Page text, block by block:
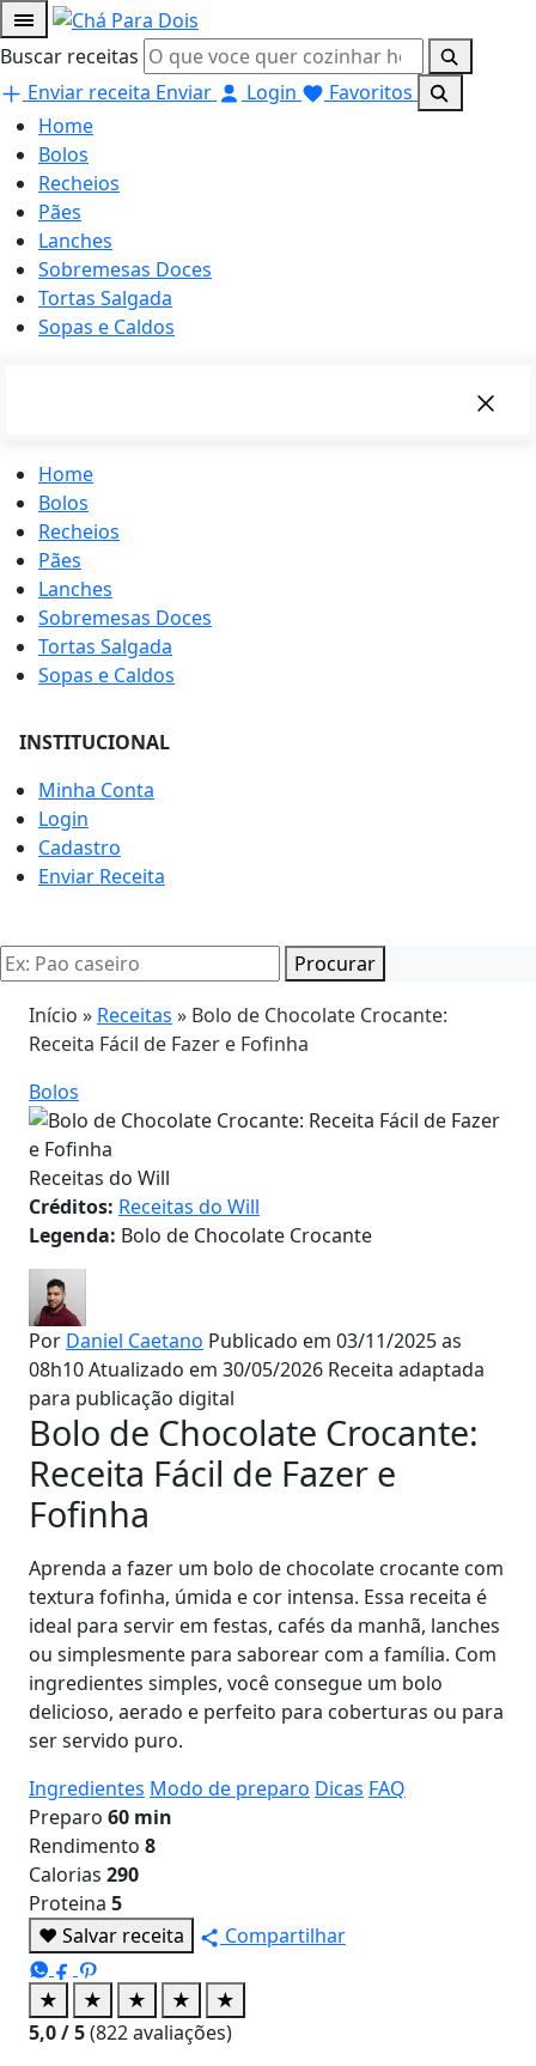
Buscar receitas
Enviar receita Enviar Login
Favoritos
Home
Bolos
Recheios
Pães
Lanches
Sobremesas Doces
Tortas Salgada
Sopas e Caldos
Home
Bolos
Recheios
Pães
Lanches
Sobremesas Doces
Tortas Salgada
Sopas e Caldos
INSTITUCIONAL
Minha Conta
Login
Cadastro
Enviar Receita
Procurar
Início » Receitas » Bolo de Chocolate Crocante:
Receita Fácil de Fazer e Fofinha
Bolos
Receitas do Will
Créditos: Receitas do Will
Legenda: Bolo de Chocolate Crocante
Por Daniel Caetano Publicado em 03/11/2025 as
08h10Atualizado em 30/05/2026 Receita adaptada
para publicação digital
Bolo de Chocolate Crocante:
Receita Fácil de Fazer e
Fofinha
Aprenda a fazer um bolo de chocolate crocante com
textura fofinha, úmida e cor intensa. Essa receita é
ideal para servir em festas, cafés da manhã, lanches
ou simplesmente para saborear com a família. Com
ingredientes simples, você consegue um bolo
delicioso, aerado e perfeito para coberturas ou para
ser servido puro.
Ingredientes Modo de preparo Dicas FAQ
Preparo 60 min
Rendimento 8
Calorias 290
Proteina 5
♥ Salvar receita Compartilhar
★ ★ ★ ★
★
5,0/ 5(822avaliações)